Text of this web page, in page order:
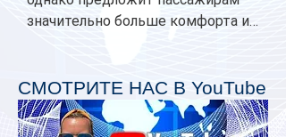
значительно больше комфорта и
планируется начать в 2027 году.
Одним из главных нововведений
станут индивидуальные шторки у
СМОТРИТЕ НАС В YouTube